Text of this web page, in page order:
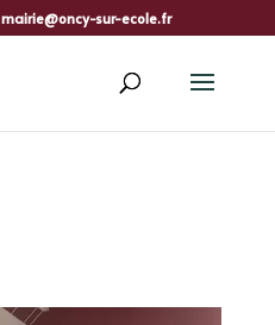
mairie@oncy-sur-ecole.fr